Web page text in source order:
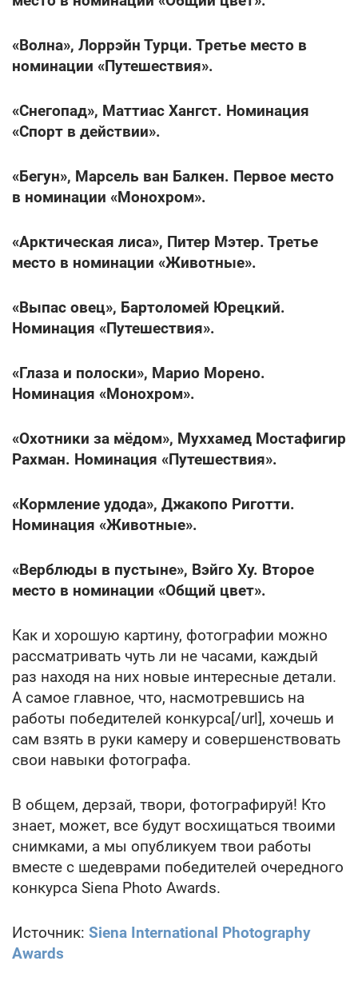
«Волна», Лоррэйн Турци. Третье место в
номинации «Путешествия».
«Снегопад», Маттиас Хангст. Номинация
«Спорт в действии».
«Бегун», Марсель ван Балкен. Первое место
в номинации «Монохром».
«Арктическая лиса», Питер Мэтер. Третье
место в номинации «Животные».
«Выпас овец», Бартоломей Юрецкий.
Номинация «Путешествия».
«Глаза и полоски», Марио Морено.
Номинация «Монохром».
«Охотники за мёдом», Муххамед Мостафигир
Рахман. Номинация «Путешествия».
«Кормление удода», Джакопо Риготти.
Номинация «Животные».
«Верблюды в пустыне», Вэйго Ху. Второе
место в номинации «Общий цвет».
Как и хорошую картину, фотографии можно
рассматривать чуть ли не часами, каждый
раз находя на них новые интересные детали.
А самое главное, что, насмотревшись на
работы победителей конкурса[/url], хочешь и
сам взять в руки камеру и совершенствовать
свои навыки фотографа.
В общем, дерзай, твори, фотографируй! Кто
знает, может, все будут восхищаться твоими
снимками, а мы опубликуем твои работы
вместе с шедеврами победителей очередного
конкурса Siena Photo Awards.
Источник: Siena International Photography
Awards